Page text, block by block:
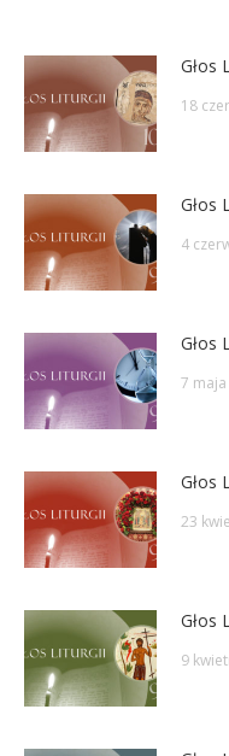
Głos
18
Głos
4
Głos
7
Głos
23
Głos
9